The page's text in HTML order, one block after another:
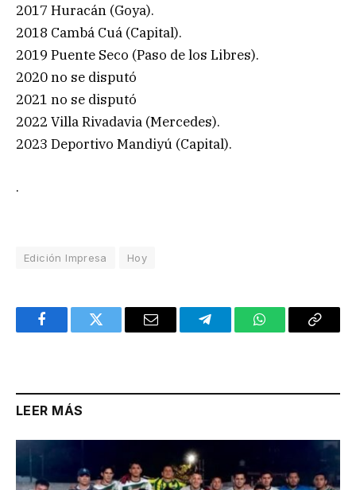
2017 Huracán (Goya).
2018 Cambá Cuá (Capital).
2019 Puente Seco (Paso de los Libres).
2020 no se disputó
2021 no se disputó
2022 Villa Rivadavia (Mercedes).
2023 Deportivo Mandiyú (Capital).
.
Edición Impresa Hoy
FacebookTwitter Email TelegramWhatsAppCopy
LEER MÁS